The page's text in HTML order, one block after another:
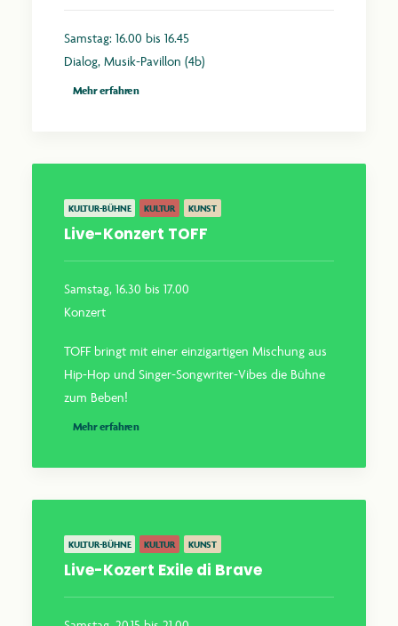
Samstag: 16.00 bis 16.45
Dialog, Musik-Pavillon (4b)
Mehr erfahren
KULTUR-BÜHNE KULTUR KUNST
Live-Konzert TOFF
Samstag, 16.30 bis 17.00
Konzert
TOFF bringt mit einer einzigartigen Mischung aus
Hip-Hop und Singer-Songwriter-Vibes die Bühne
zum Beben!
Mehr erfahren
KULTUR-BÜHNE KULTUR KUNST
Live-Kozert Exile di Brave